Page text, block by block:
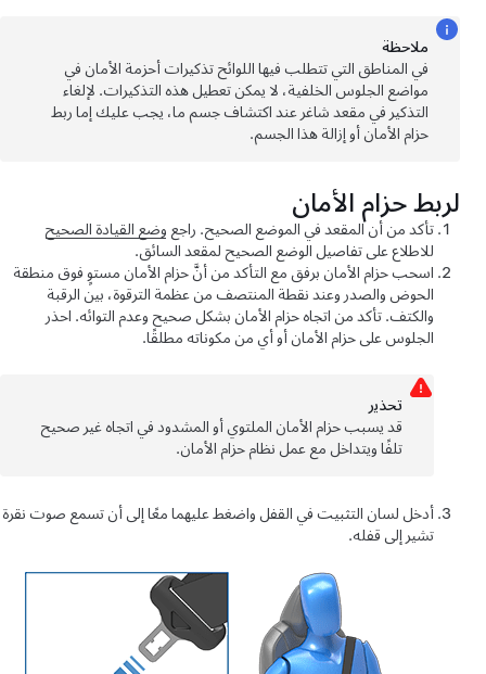
ملاحظة
في المناطق التي تتطلب فيها اللوائح تذكيرات أحزمة الأمان في
مواضع الجلوس الخلفية، لا يمكن تعطيل هذه التذكيرات. لإلغاء
التذكير في مقعد شاغر عند اكتشاف جسم ما، يجب عليك إما ربط
حزام الأمان أو إزالة هذا الجسم.
لربط حزام الأمان
تأكد من أن المقعد في الموضع الصحيح. راجعوضع القيادة الصحيح
للاطلاع على تفاصيل الوضع الصحيح لمقعد السائق.
اسحب حزام الأمان برفق مع التأكد من أنَّ حزام الأمان مستوٍ فوق منطقة
الحوض والصدر وعند نقطة المنتصف من عظمة الترقوة، بين الرقبة
والكتف. تأكد من اتجاه حزام الأمان بشكل صحيح وعدم التوائه. احذر
الجلوس على حزام الأمان أو أي من مكوناته مطلقًا.
تحذﻳر
قد يسبب حزام الأمان الملتوي أو المشدود في اتجاه غير صحيح
تلفًا ويتداخل مع عمل نظام حزام الأمان.
أدخل لسان التثبيت في القفل واضغط عليهما معًا إلى أن تسمع صوت نقرة
تشير إلى قفله.